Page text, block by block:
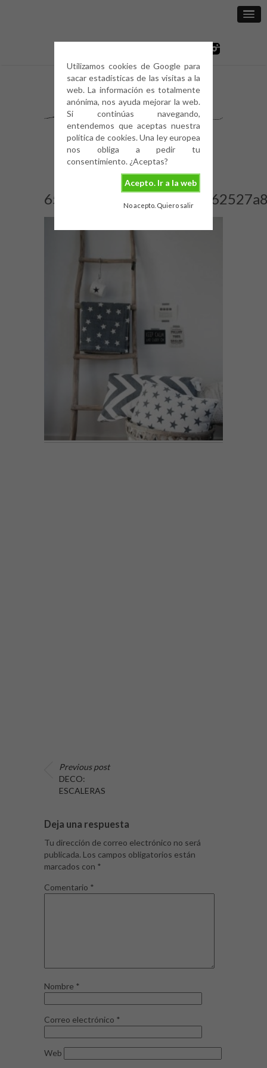
Utilizamos cookies de Google para
sacar estadísticas de las visitas a la
web. La información es totalmente
anónima, nos ayuda mejorar la web.
Si continúas navegando,
entendemos que aceptas nuestra
política de cookies. Una ley europea
nos obliga a pedir tu
consentimiento. ¿Aceptas?
Acepto. Ir a la web
No acepto. Quiero salir
Previous post
DECO:
ESCALERAS
Deja una respuesta
Tu dirección de correo electrónico no será
publicada. Los campos obligatorios están
marcados con *
Comentario *
Nombre *
Correo electrónico *
Web